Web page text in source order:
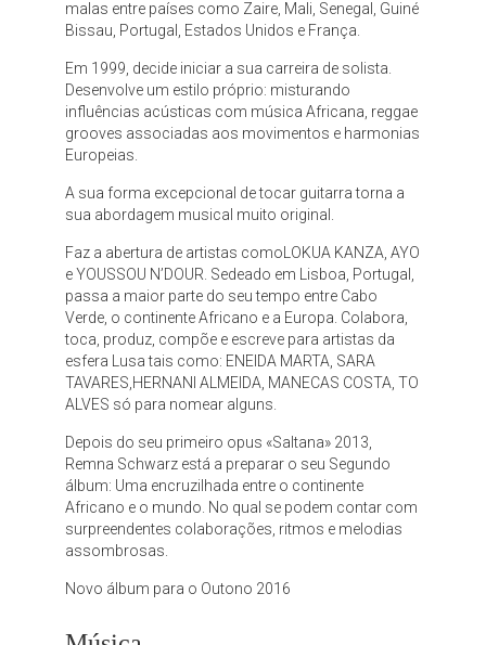
malas entre países como Zaire, Mali, Senegal, Guiné
Bissau, Portugal, Estados Unidos e França.
Em 1999, decide iniciar a sua carreira de solista.
Desenvolve um estilo próprio: misturando
influências acústicas com música Africana, reggae
grooves associadas aos movimentos e harmonias
Europeias.
A sua forma excepcional de tocar guitarra torna a
sua abordagem musical muito original.
Faz a abertura de artistas comoLOKUA KANZA, AYO
e YOUSSOU N’DOUR. Sedeado em Lisboa, Portugal,
passa a maior parte do seu tempo entre Cabo
Verde, o continente Africano e a Europa. Colabora,
toca, produz, compõe e escreve para artistas da
esfera Lusa tais como: ENEIDA MARTA, SARA
TAVARES,HERNANI ALMEIDA, MANECAS COSTA, TO
ALVES só para nomear alguns.
Depois do seu primeiro opus «Saltana» 2013,
Remna Schwarz está a preparar o seu Segundo
álbum: Uma encruzilhada entre o continente
Africano e o mundo. No qual se podem contar com
surpreendentes colaborações, ritmos e melodias
assombrosas.
Novo álbum para o Outono 2016